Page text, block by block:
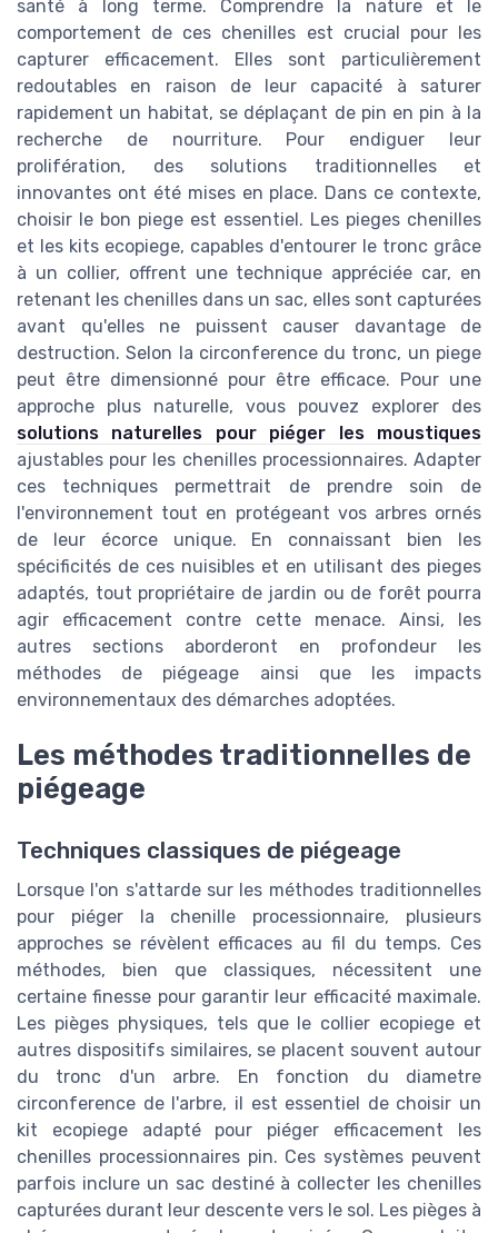
santé à long terme. Comprendre la nature et le
comportement de ces chenilles est crucial pour les
capturer efficacement. Elles sont particulièrement
redoutables en raison de leur capacité à saturer
rapidement un habitat, se déplaçant de pin en pin à la
recherche de nourriture. Pour endiguer leur
prolifération, des solutions traditionnelles et
innovantes ont été mises en place. Dans ce contexte,
choisir le bon piege est essentiel. Les pieges chenilles
et les kits ecopiege, capables d'entourer le tronc grâce
à un collier, offrent une technique appréciée car, en
retenant les chenilles dans un sac, elles sont capturées
avant qu'elles ne puissent causer davantage de
destruction. Selon la circonference du tronc, un piege
peut être dimensionné pour être efficace. Pour une
approche plus naturelle, vous pouvez explorer des
solutions naturelles pour piéger les moustiques
ajustables pour les chenilles processionnaires. Adapter
ces techniques permettrait de prendre soin de
l'environnement tout en protégeant vos arbres ornés
de leur écorce unique. En connaissant bien les
spécificités de ces nuisibles et en utilisant des pieges
adaptés, tout propriétaire de jardin ou de forêt pourra
agir efficacement contre cette menace. Ainsi, les
autres sections aborderont en profondeur les
méthodes de piégeage ainsi que les impacts
environnementaux des démarches adoptées.
Les méthodes traditionnelles de
piégeage
Techniques classiques de piégeage
Lorsque l'on s'attarde sur les méthodes traditionnelles
pour piéger la chenille processionnaire, plusieurs
approches se révèlent efficaces au fil du temps. Ces
méthodes, bien que classiques, nécessitent une
certaine finesse pour garantir leur efficacité maximale.
Les pièges physiques, tels que le collier ecopiege et
autres dispositifs similaires, se placent souvent autour
du tronc d'un arbre. En fonction du diametre
circonference de l'arbre, il est essentiel de choisir un
kit ecopiege adapté pour piéger efficacement les
chenilles processionnaires pin. Ces systèmes peuvent
parfois inclure un sac destiné à collecter les chenilles
capturées durant leur descente vers le sol. Les pièges à